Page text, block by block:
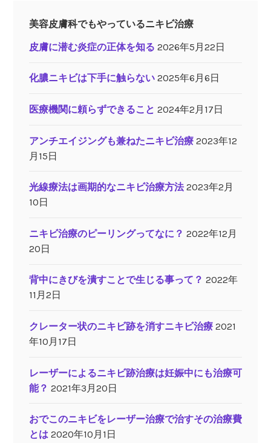
美容皮膚科でもやっているニキビ治療
皮膚に潜む炎症の正体を知る 2026年5月22日
化膿ニキビは下手に触らない 2025年6月6日
医療機関に頼らずできること 2024年2月17日
アンチエイジングも兼ねたニキビ治療 2023年12
月15日
光線療法は画期的なニキビ治療方法 2023年2月
10日
ニキビ治療のピーリングってなに？ 2022年12月
20日
背中にきびを潰すことで生じる事って？ 2022年
11月2日
クレーター状のニキビ跡を消すニキビ治療 2021
年10月17日
レーザーによるニキビ跡治療は妊娠中にも治療可
能？ 2021年3月20日
おでこのニキビをレーザー治療で治すその治療費
とは 2020年10月1日